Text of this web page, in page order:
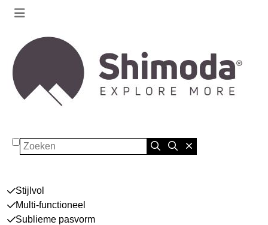
Zoeken
Stijlvol
Multi-functioneel
Sublieme pasvorm